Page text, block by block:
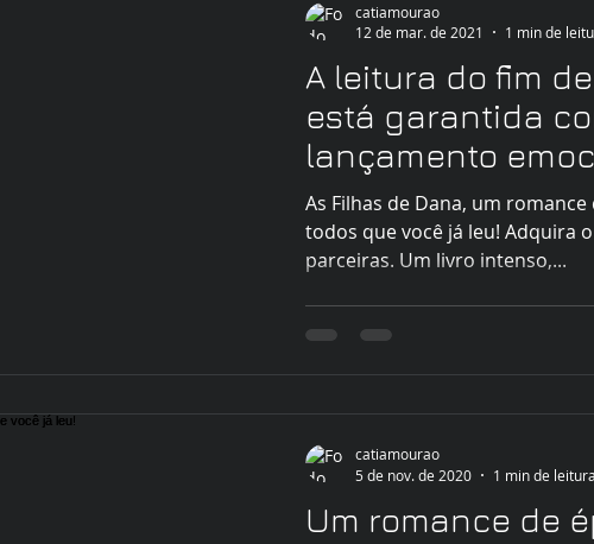
A leitura do fim
está garantida
lançamento
Simone O.
As Filhas de Dana, um
todos que você já leu! Adquira
parceiras. Um livro intenso,...
catiamourao
12 de mar. de 2021
1 min de
Um romance de
catiamourao
5 de nov. de 2020
1 min de leitura